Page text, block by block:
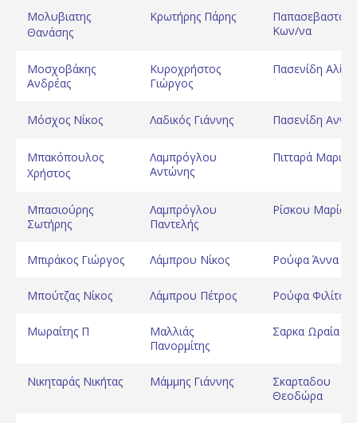
Μολυβιατης
Θανάσης
Κρωτήρης Πάρης
Παπασεβαστού
Κων/να
Μοσχοβάκης
Ανδρέας
Κυροχρήστος
Γιώργος
Πασενίδη Αλίκη
Μόσχος Νίκος Λαδικός Γιάννης Πασενίδη Αννα
Μπακόπουλος
Χρήστος
Λαμπρόγλου
Αντώνης
Πιτταρά
Μπασιούρης
Σωτήρης
Λαμπρόγλου
Παντελής
Ρίσκου Μαρία
Μπιράκος Γιώργος Λάμπρου Νίκος Ρούφα Άννα
Μπούτζας Νίκος Λάμπρου Πέτρος Ρούφα Φιλίτσα
Μωραίτης Π
Μαλλιάς
Πανορμίτης
Σαρκα Ωραία
Νικηταράς Νικήτας Μάμμης Γιάννης
Σκαρταδου
Θεοδώρα